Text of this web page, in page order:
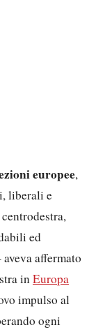
europee,
liberali e
ed
affermato
inEuropa
impulso al
ogni